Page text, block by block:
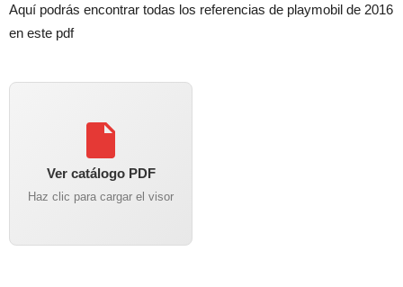
Aquí podrás encontrar todas los referencias de playmobil de 2016
en este pdf
Ver catálogo PDF
Haz clic para cargar el visor